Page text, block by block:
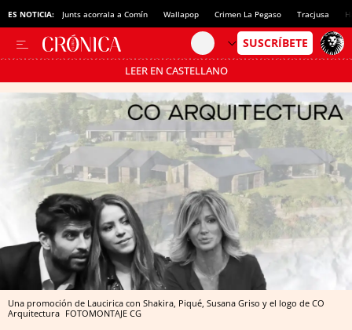
ES NOTICIA: Junts acorrala a Comín Wallapop Crimen La Pegaso Tracjusa
LEER EN CASTELLANO
Pásate al MODO AHORRO
Una promoción de Laucirica con Shakira, Piqué, Susana Griso y el logo de CO
Arquitectura FOTOMONTAJE CG